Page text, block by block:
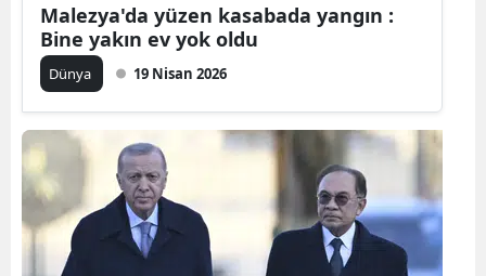
Tunceli
Uşak
Van
Malezya'da yüzen kasabada yangın :
Bine yakın ev yok oldu
Dünya 19 Nisan 2026